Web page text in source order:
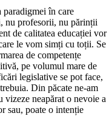
în care
nu profesorii, nu părinții
de calitatea educației vor
le vom simți cu toții. Se
de competențe
pe volumul mare de
legislative se pot face,
Din păcate ne-am
vizeze neapărat o nevoie a
sau, poate o intenție